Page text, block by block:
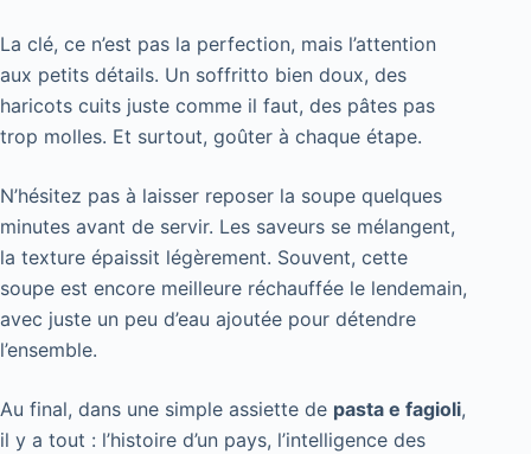
La clé, ce n’est pas la perfection, mais l’attention
aux petits détails. Un soffritto bien doux, des
haricots cuits juste comme il faut, des pâtes pas
trop molles. Et surtout, goûter à chaque étape.
N’hésitez pas à laisser reposer la soupe quelques
minutes avant de servir. Les saveurs se mélangent,
la texture épaissit légèrement. Souvent, cette
soupe est encore meilleure réchauffée le lendemain,
avec juste un peu d’eau ajoutée pour détendre
l’ensemble.
Au final, dans une simple assiette de pasta e fagioli,
il y a tout : l’histoire d’un pays, l’intelligence des